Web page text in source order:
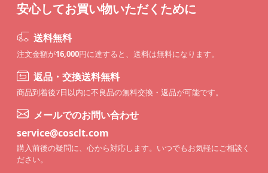
安心してお買い物いただくために
送料無料
注文金額が16,000円に達すると、送料は無料になります。
返品・交換送料無料
商品到着後7日以内に不良品の無料交換・返品が可能です。
メールでのお問い合わせ
service@cosclt.com
購入前後の疑問に、心から対応します。いつでもお気軽にご相談く
ださい。